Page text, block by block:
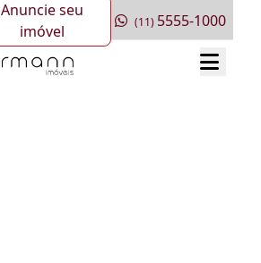
Anuncie seu
imóvel
(11) 5555-1000